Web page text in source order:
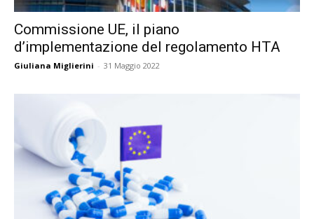
Commissione UE, il piano
d’implementazione del regolamento HTA
Giuliana Miglierini - 31 Maggio 2022